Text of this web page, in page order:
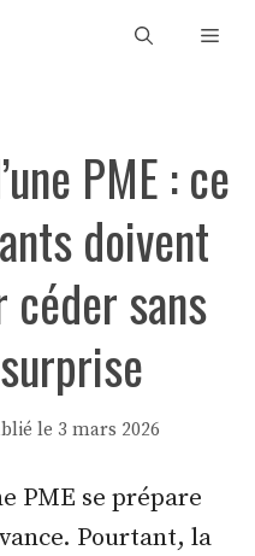
PME : ce
doivent
sans
le 3 mars 2026
PME se prépare
Pourtant, la